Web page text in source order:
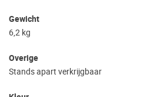
Gewicht
6,2 kg
Overige
Stands apart verkrijgbaar